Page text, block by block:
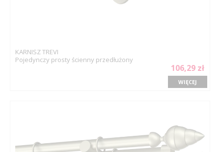
KARNISZ TREVI
Pojedynczy prosty ścienny przedłużony
106,29 zł
WIĘCEJ